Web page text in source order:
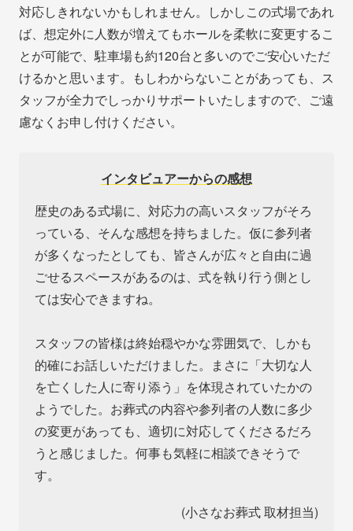
対応しきれないかもしれません。しかしこの式場であれ
ば、想定外に人数が増えてもホールを柔軟に変更するこ
とが可能で、駐車場も約120台と多いのでご安心いただ
けるかと思います。もしわからないことがあっても、ス
タッフが全力でしっかりサポートいたしますので、ご遠
慮なくお申し付けください。
インタビュアーからの感想
歴史のある式場に、対応力の高いスタッフがそろ
っている、そんな感想を持ちました。仮に参列者
が多くなったとしても、皆さんが広々と自由に過
ごせるスペースがあるのは、式を執り行う側とし
ては安心できますね。
スタッフの皆様は終始穏やかな雰囲気で、しかも
的確にお話しいただけました。まさに「大切な人
を亡くした人に寄り添う」を体現されていたかの
ようでした。お葬式の内容や参列者の人数に多少
の変更があっても、適切に対応してくださるだろ
うと感じました。何事も気軽に相談できそうで
す。
(小さなお葬式 取材担当)